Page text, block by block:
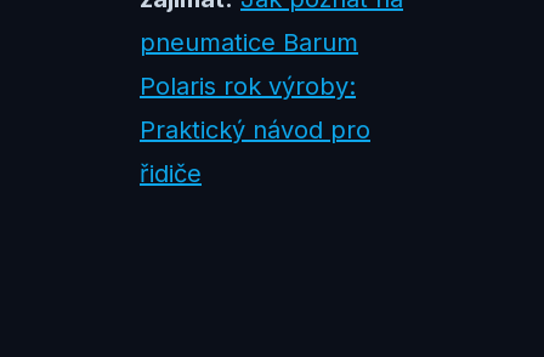
pneumatice Barum
Polaris rok výroby:
Praktický návod pro
řidiče